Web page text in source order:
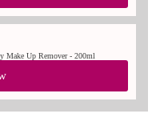
Make Up Remover - 200ml